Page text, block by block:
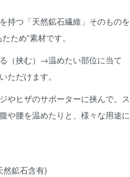
持つ「天然鉱石繊維」そのものを
ため”素材です。
（挟む）→温めたい部位に当て
ただけます。
やヒザのサポーターに挟んで。ス
や腰を温めたりと、様々な用途に
然鉱石含有)